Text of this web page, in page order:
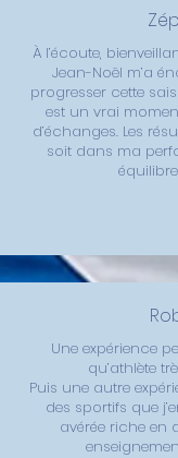
À l’écoute,
Jean-Noël m’a
progresser cette
est un vrai
d’échanges. Les
soit dans ma
Une expérience
qu’athlète
Puis une autre
des sportifs que
avérée riche en